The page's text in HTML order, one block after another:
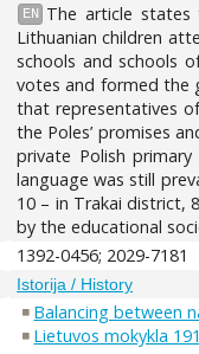
EN
The article states
Lithuanian children
schools and schools
votes and formed the
that representatives
the Poles’ promises
private Polish
language was still
10 – in Trakai district,
by the educational
1392-0456; 2029-7181
Istorija / History
Balancing between
Lietuvos mokykla